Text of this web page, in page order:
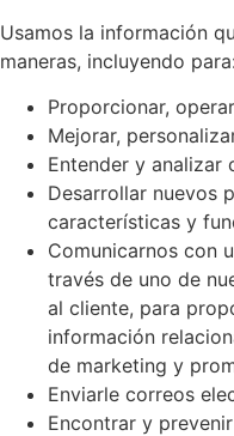
Usamos la información
maneras, incluyendo para:
Proporcionar,
Mejorar,
Entender y analizar
Desarrollar nuevos
características y
Comunicarnos con
través de uno de
al cliente, para
información
de marketing y
Enviarle correos
Encontrar y